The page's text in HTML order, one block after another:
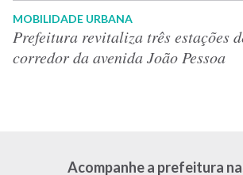
MOBILIDADE URBANA
Prefeitura revitaliza três estações
corredor da avenida João Pessoa
Acompanhe a prefeitura